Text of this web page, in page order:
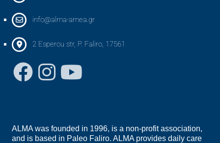
info@alma-amea.gr
2 Esperou str, P. Faliro, 17561
ALMA was founded in 1996, is a non-profit association,
and is based in Paleo Faliro. ALMA provides daily care